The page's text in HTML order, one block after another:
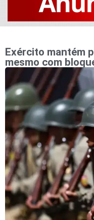
Exército mantém
mesmo com